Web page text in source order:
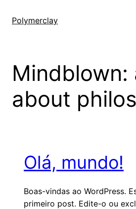
paraPolymerclay
Mindblown:
about
Olá, mundo!
Boas-vindas ao WordPress.
primeiro post. Edite-o ou